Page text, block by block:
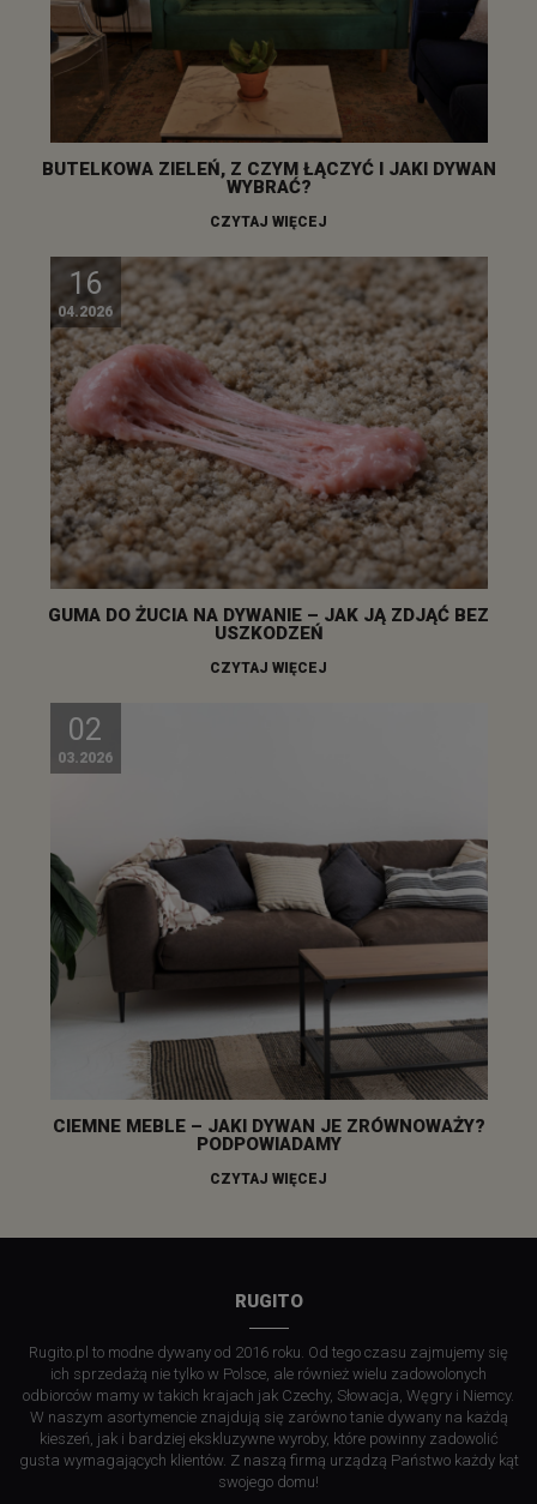
BUTELKOWA ZIELEŃ, Z CZYM ŁĄCZYĆ I JAKI DYWAN
WYBRAĆ?
CZYTAJ WIĘCEJ
16
04.2026
GUMA DO ŻUCIA NA DYWANIE – JAK JĄ ZDJĄĆ BEZ
USZKODZEŃ
CZYTAJ WIĘCEJ
02
03.2026
CIEMNE MEBLE – JAKI DYWAN JE ZRÓWNOWAŻY?
PODPOWIADAMY
CZYTAJ WIĘCEJ
RUGITO
Rugito.pl to modne dywany od 2016 roku. Od tego czasu zajmujemy się
ich sprzedażą nie tylko w Polsce, ale również wielu zadowolonych
odbiorców mamy w takich krajach jak Czechy, Słowacja, Węgry i Niemcy.
W naszym asortymencie znajdują się zarówno tanie dywany na każdą
kieszeń, jak i bardziej ekskluzywne wyroby, które powinny zadowolić
gusta wymagających klientów. Z naszą firmą urządzą Państwo każdy kąt
swojego domu!